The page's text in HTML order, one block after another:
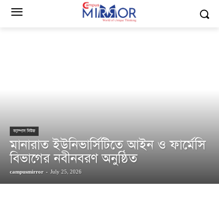
ক্যাম্পাস নিউজ
মানারাত ইউনিভার্সিটিতে আইন ও ফার্মেসি
বিভাগের নবীনবরণ অনুষ্ঠিত
campusmirror - July 25, 2026